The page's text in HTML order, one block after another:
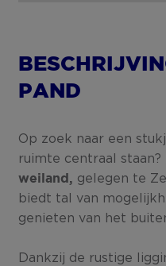
PAND
Op zoek naar een
ruimte centraal
weiland , gelegen te
biedt tal van
genieten van het
Dankzij de rustige